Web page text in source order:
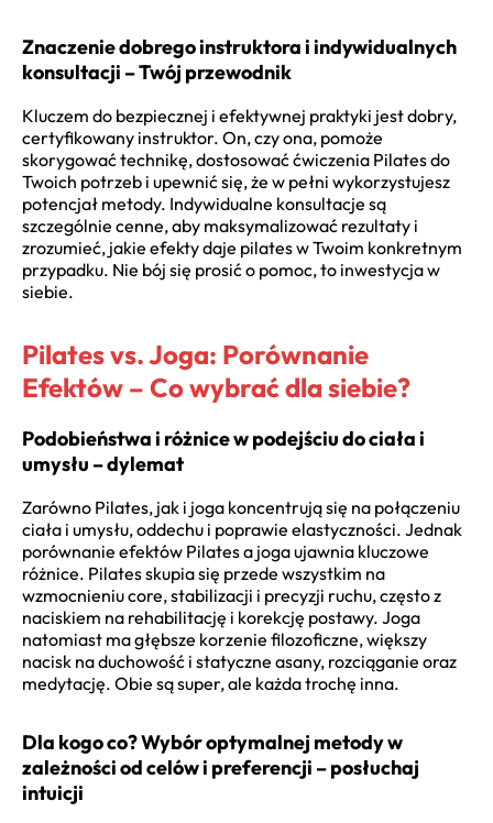
Znaczenie dobrego instruktora i indywidualnych
konsultacji – Twój przewodnik
Kluczem do bezpiecznej i efektywnej praktyki jest dobry,
certyfikowany instruktor. On, czy ona, pomoże
skorygować technikę, dostosować ćwiczenia Pilates do
Twoich potrzeb i upewnić się, że w pełni wykorzystujesz
potencjał metody. Indywidualne konsultacje są
szczególnie cenne, aby maksymalizować rezultaty i
zrozumieć, jakie efekty daje pilates w Twoim konkretnym
przypadku. Nie bój się prosić o pomoc, to inwestycja w
siebie.
Pilates vs. Joga: Porównanie
Efektów – Co wybrać dla siebie?
Podobieństwa i różnice w podejściu do ciała i
umysłu – dylemat
Zarówno Pilates, jak i joga koncentrują się na połączeniu
ciała i umysłu, oddechu i poprawie elastyczności. Jednak
porównanie efektów Pilates a joga ujawnia kluczowe
różnice. Pilates skupia się przede wszystkim na
wzmocnieniu core, stabilizacji i precyzji ruchu, często z
naciskiem na rehabilitację i korekcję postawy. Joga
natomiast ma głębsze korzenie filozoficzne, większy
nacisk na duchowość i statyczne asany, rozciąganie oraz
medytację. Obie są super, ale każda trochę inna.
Dla kogo co? Wybór optymalnej metody w
zależności od celów i preferencji – posłuchaj
intuicji